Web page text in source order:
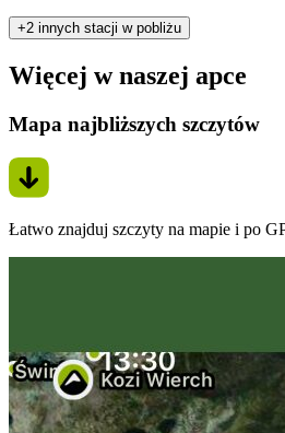
+2 innych stacji w pobliżu
Więcej w naszej apce
Mapa najbliższych szczytów
Łatwo znajduj szczyty na mapie i po